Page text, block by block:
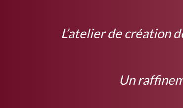
L’atelier de création
Un